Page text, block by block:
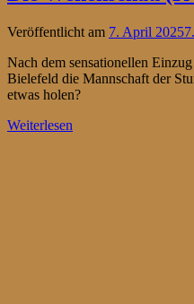
Veröffentlicht am 7. April 2025
Nach dem sensationellen
Bielefeld die Mannschaft der
etwas holen?
Weiterlesen